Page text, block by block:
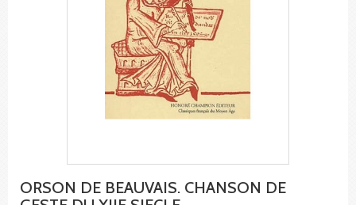
ORSON DE BEAUVAIS. CHANSON DE